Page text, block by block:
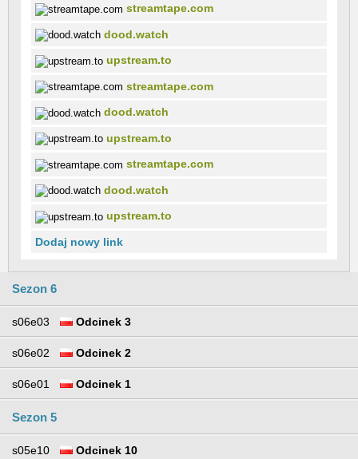
streamtape.com
dood.watch
upstream.to
streamtape.com
dood.watch
upstream.to
streamtape.com
dood.watch
upstream.to
Dodaj nowy link
Sezon 6
s06e03 Odcinek 3
s06e02 Odcinek 2
s06e01 Odcinek 1
Sezon 5
s05e10 Odcinek 10